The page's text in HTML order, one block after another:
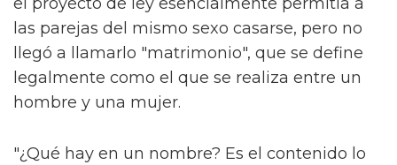
el proyecto de ley esencialmente permitía a
las parejas del mismo sexo casarse, pero no
llegó a llamarlo "matrimonio", que se define
legalmente como el que se realiza entre un
hombre y una mujer.
"¿Qué hay en un nombre? Es el contenido lo